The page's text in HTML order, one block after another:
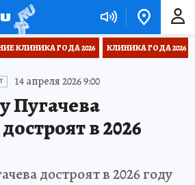
КЛИНИКА ГОДА 2026 КЛИНИКА ГОДА 2026
14 апреля 2026 9:00
Пугачева
в 2026
достроят в 2026 году